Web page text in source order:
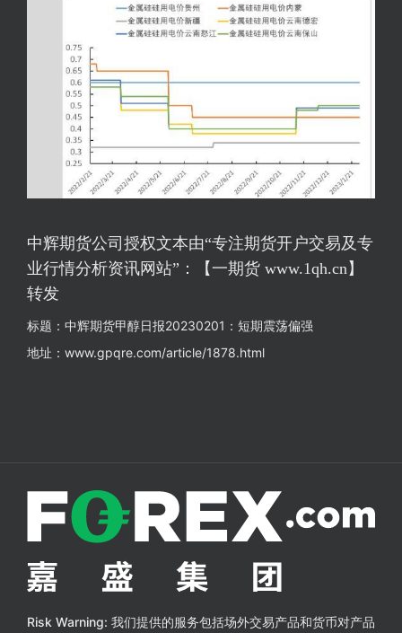
中辉期货公司授权文本由“专注期货开户交易及专
业行情分析资讯网站”：【一期货 www.1qh.cn】
转发
标题：中辉期货甲醇日报20230201：短期震荡偏强
地址：www.gpqre.com/article/1878.html
Risk Warning: 我们提供的服务包括场外交易产品和货币对产品